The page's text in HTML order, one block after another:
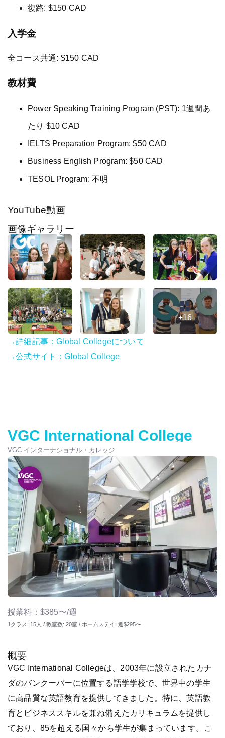
復路: $150 CAD
入学金
全コース共通: $150 CAD
教材費
Power Speaking Training Program (PST): 1週間あ
たり $10 CAD
IELTS Preparation Program: $50 CAD
Business English Program: $50 CAD
TESOL Program: 不明
YouTube動画
画像ギャラリー
+16
→詳細記事：Global Collegeについて
→公式サイト：Global College
VGC International College
VGC インターナショナル・カレッジ
授業料：$385〜/週
1クラス: 15人 / 教室数: 20室 / ホームステイ: 週$295〜
概要
VGC International Collegeは、2003年に設立されたカナ
ダのバンクーバーに位置する語学学校で、世界中の学生
に高品質な英語教育を提供してきました。特に、英語教
育とビジネススキルを兼ね備えたカリキュラムを提供し
ており、85を超える国々から学生が集まっています。こ